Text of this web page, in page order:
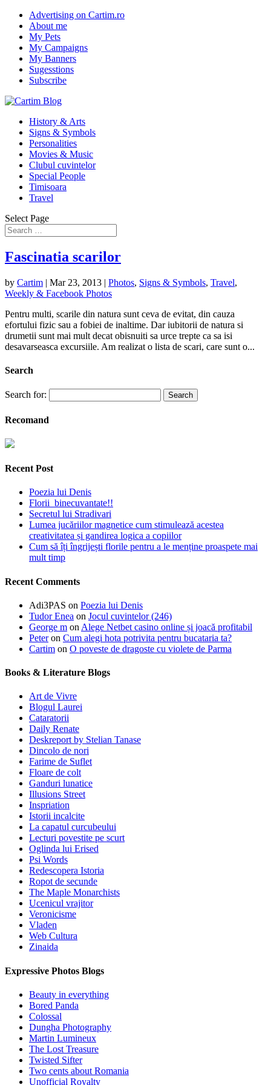
Advertising on Cartim.ro
About me
My Pets
My Campaigns
My Banners
Sugesstions
Subscribe
History & Arts
Signs & Symbols
Personalities
Movies & Music
Clubul cuvintelor
Special People
Timisoara
Travel
Select Page
Fascinatia scarilor
by Cartim | Mar 23, 2013 | Photos, Signs & Symbols, Travel,
Weekly & Facebook Photos
Pentru multi, scarile din natura sunt ceva de evitat, din cauza
efortului fizic sau a fobiei de inaltime. Dar iubitorii de natura si
drumetii sunt mai mult decat obisnuiti sa urce trepte ca sa isi
desavarseasca excursiile. Am realizat o lista de scari, care sunt o...
Search
Search for:
Recomand
Recent Post
Poezia lui Denis
Florii binecuvantate!!
Secretul lui Stradivari
Lumea jucăriilor magnetice cum stimulează acestea
creativitatea și gandirea logica a copiilor
Cum să îți îngrijești florile pentru a le menține proaspete mai
mult timp
Recent Comments
Adi3PAS on Poezia lui Denis
Tudor Enea on Jocul cuvintelor (246)
George m on Alege Netbet casino online și joacă profitabil
Peteron Cum alegi hota potrivita pentru bucataria ta?
Cartim on O poveste de dragoste cu violete de Parma
Books & Literature Blogs
Art de Vivre
Blogul Laurei
Cataratorii
Daily Renate
Deskreport by Stelian Tanase
Dincolo de nori
Farime de Suflet
Floare de colt
Ganduri lunatice
Illusions Street
Inspriation
Istorii incalcite
La capatul curcubeului
Lecturi povestite pe scurt
Oglinda lui Erised
Psi Words
Redescopera Istoria
Ropot de secunde
The Maple Monarchists
Ucenicul vrajitor
Veronicisme
Vladen
Web Cultura
Zinaida
Expressive Photos Blogs
Beauty in everything
Bored Panda
Colossal
Dungha Photography
Martin Lumineux
The Lost Treasure
Twisted Sifter
Two cents about Romania
Unofficial Royalty